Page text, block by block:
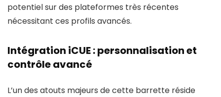
potentiel sur des plateformes très récentes
nécessitant ces profils avancés.
Intégration iCUE : personnalisation et
contrôle avancé
L’un des atouts majeurs de cette barrette réside